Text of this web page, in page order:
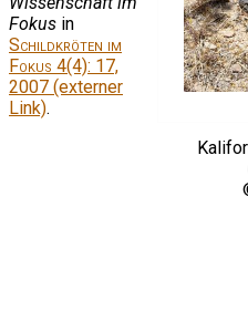
Fokus in
Schildkröten im
Fokus 4(4): 17,
2007 (externer
Link).